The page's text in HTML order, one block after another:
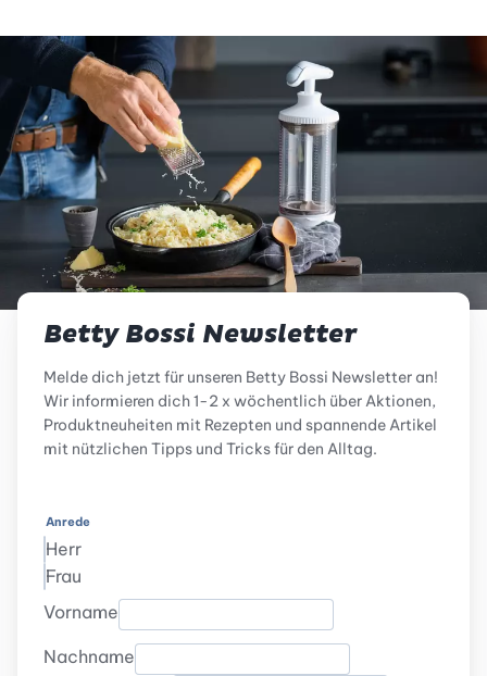
Betty Bossi Newsletter
Melde dich jetzt für unseren Betty Bossi Newsletter an!
Wir informieren dich 1-2 x wöchentlich über Aktionen,
Produktneuheiten mit Rezepten und spannende Artikel
mit nützlichen Tipps und Tricks für den Alltag.
Anrede
Herr
Frau
Vorname
Nachname